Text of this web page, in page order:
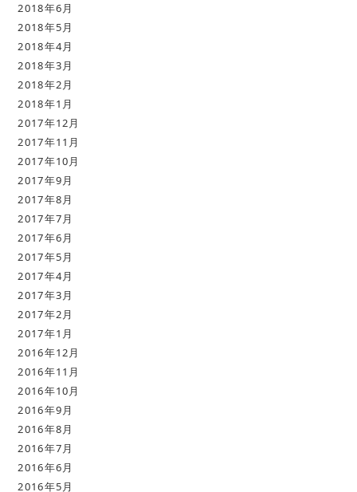
2018年6月
2018年5月
2018年4月
2018年3月
2018年2月
2018年1月
2017年12月
2017年11月
2017年10月
2017年9月
2017年8月
2017年7月
2017年6月
2017年5月
2017年4月
2017年3月
2017年2月
2017年1月
2016年12月
2016年11月
2016年10月
2016年9月
2016年8月
2016年7月
2016年6月
2016年5月